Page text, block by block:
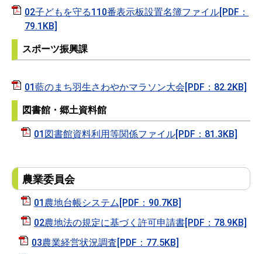
02子どもを守る110番表示板設置名簿ファイル[PDF：
79.1KB]
スポーツ振興課
01藍のまち羽生さわやかマラソン大会[PDF：82.2KB]
図書館・郷土資料館
01図書館資料利用等関係ファイル[PDF：81.3KB]
農業委員会
01農地台帳システム[PDF：90.7KB]
02農地法の規定に基づく許可申請書[PDF：78.9KB]
03農業経営状況調査[PDF：77.5KB]